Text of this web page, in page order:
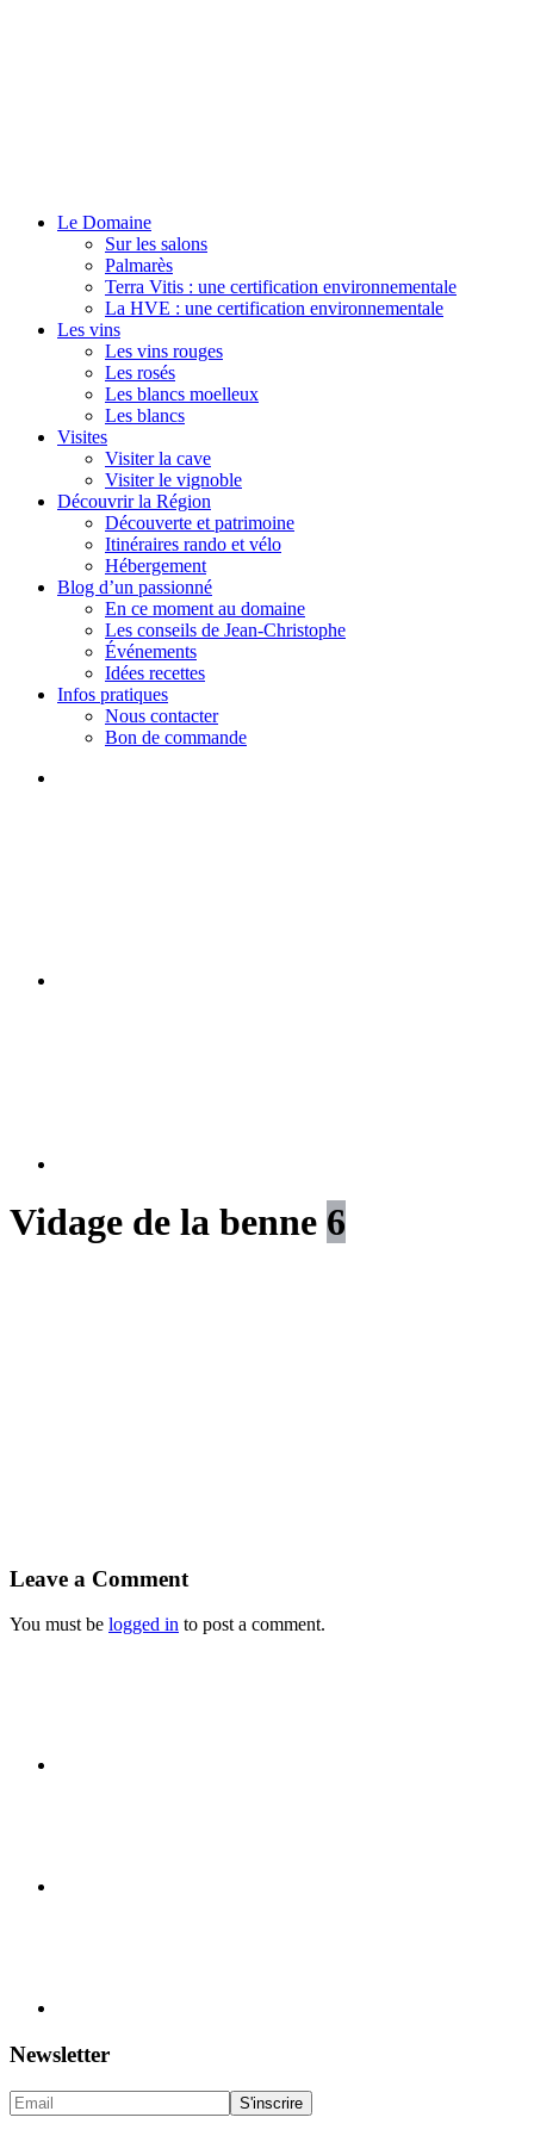
Le Domaine
Sur les salons
Palmarès
Terra Vitis : une certification environnementale
La HVE : une certification environnementale
Les vins
Les vins rouges
Les rosés
Les blancs moelleux
Les blancs
Visites
Visiter la cave
Visiter le vignoble
Découvrir la Région
Découverte et patrimoine
Itinéraires rando et vélo
Hébergement
Blog d’un passionné
En ce moment au domaine
Les conseils de Jean-Christophe
Événements
Idées recettes
Infos pratiques
Nous contacter
Bon de commande
Vidage de la benne 6
Leave a Comment
You must be logged in to post a comment.
Newsletter